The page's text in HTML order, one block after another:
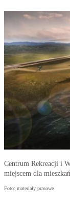
Centrum Rekreacji i
miejscem dla
Foto: materiały prasowe